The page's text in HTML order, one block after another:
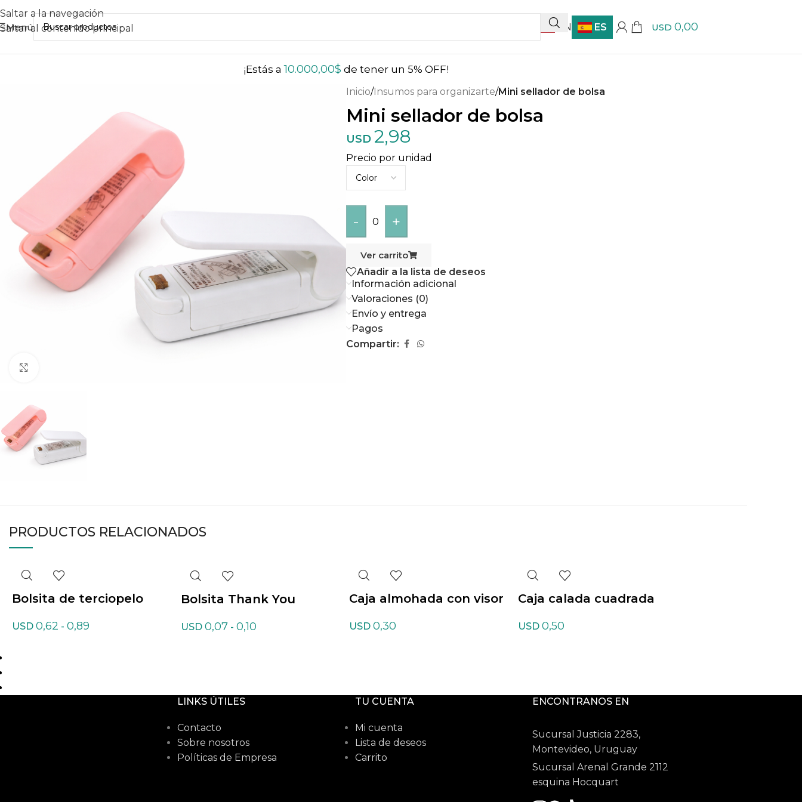
Saltar a la navegación
Saltar al contenido principal
Menú EN ES USD 0,00
¡Estás a10.000,00$ de tener un 5% OFF!
Inicio/Insumos para organizarte/Mini sellador de bolsa
Mini sellador de bolsa
USD 2,98
Precio por unidad
- 0 +
Ver carrito
Añadir a la lista de deseos
Información adicional
Valoraciones (0)
Envío y entrega
Pagos
Compartir:
PRODUCTOS RELACIONADOS
Bolsita de terciopelo
USD 0,62 - 0,89
Bolsita Thank You
USD 0,07 - 0,10
Caja almohada con visor
USD 0,30
Caja calada cuadrada
USD 0,50
LINKS ÚTILES
Contacto
Sobre nosotros
Políticas de Empresa
TU CUENTA
Mi cuenta
Lista de deseos
Carrito
ENCONTRANOS EN
Sucursal Justicia 2283,
Montevideo, Uruguay
Sucursal Arenal Grande 2112
esquina Hocquart